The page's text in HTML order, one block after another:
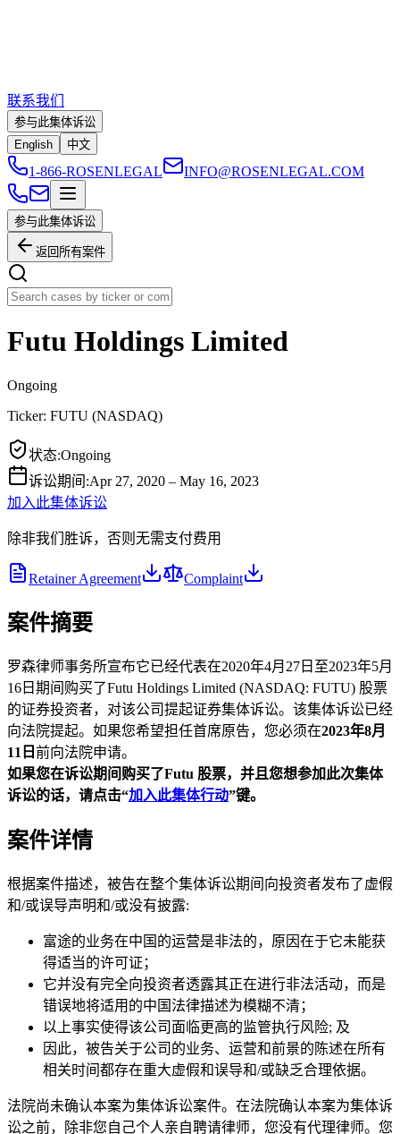
联系我们
参与此集体诉讼
English
中文
1-866-ROSENLEGAL INFO@ROSENLEGAL.COM
参与此集体诉讼
返回所有案件
Futu Holdings Limited
Ongoing
Ticker: FUTU (NASDAQ)
状态:Ongoing
诉讼期间 :Apr 27, 2020 – May 16, 2023
加入此集体诉讼
除非我们胜诉，否则无需支付费用
Retainer Agreement Complaint
案件摘要
罗森律师事务所宣布它已经代表在2020年4月27日至2023年5月
16日期间购买了Futu Holdings Limited (NASDAQ: FUTU) 股票
的证券投资者，对该公司提起证券集体诉讼。该集体诉讼已经
向法院提起。如果您希望担任首席原告，您必须在2023年8月
11日 前向法院申请。
如果您在诉讼期间购买了Futu 股票，并且您想参加此次集体
诉讼的话，请点击“加入此集体行动”键。
案件详情
根据案件描述，被告在整个集体诉讼期间向投资者发布了虚假
和/或误导声明和/或没有披露:
富途的业务在中国的运营是非法的，原因在于它未能获
得适当的许可证；
它并没有完全向投资者透露其正在进行非法活动，而是
错误地将适用的中国法律描述为模糊不清；
以上事实使得该公司面临更高的监管执行风险; 及
因此，被告关于公司的业务、运营和前景的陈述在所有
相关时间都存在重大虚假和误导和/或缺乏合理依据。
法院尚未确认本案为集体诉讼案件。在法院确认本案为集体诉
讼之前，除非您自己个人亲自聘请律师，您没有代理律师。您